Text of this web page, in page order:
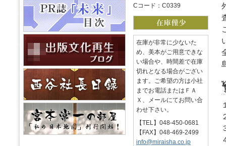
Cコード：C0339
在庫が非常に少ないた
め、美本がご用意できな
い場合や、時間差で在庫
切れとなる場合がござい
ます。ご希望の方は小社
までお電話またはＦＡ
Ｘ、メールにてお問い合
わせ下さい。
【TEL】048-450-0681
【FAX】048-469-2499
info@miraisha.co.jp